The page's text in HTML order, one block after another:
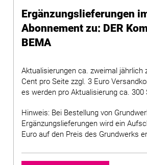
Ergänzungslieferungen
Abonnement zu: DER
BEMA
Aktualisierungen ca. zweimal jährlich
Cent pro Seite zzgl. 3 Euro
es werden pro Aktualisierung ca. 300
Hinweis: Bei Bestellung von
Ergänzungslieferungen wird ein
Euro auf den Preis des Grundwerks